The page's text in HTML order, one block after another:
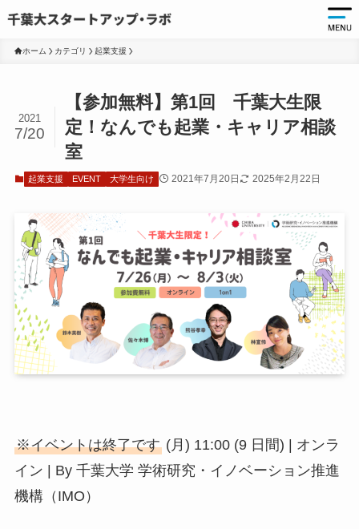
ホーム カテゴリ 起業支援
【参加無料】第1回 千葉大生限
定！なんでも起業・キャリア相談
室
2021
7/20
起業支援 EVENT 大学生向け 2021年7月20日 2025年2月22日
※イベントは終了です(月) 11:00 (9 日間) | オンラ
イン | By 千葉大学 学術研究・イノベーション推進
機構（IMO）